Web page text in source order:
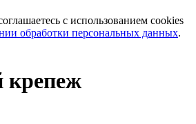
с использованием cookies
обработки персональных данных.
крепеж